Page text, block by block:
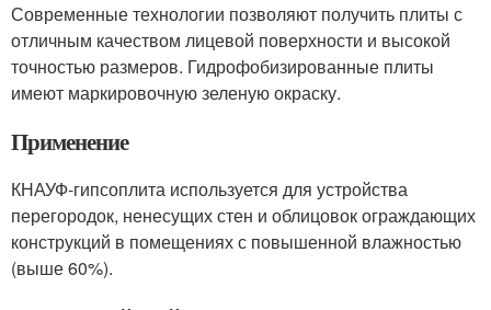
Современные технологии позволяют получить плиты с
отличным качеством лицевой поверхности и высокой
точностью размеров. Гидрофобизированные плиты
имеют маркировочную зеленую окраску.
Применение
КНАУФ-гипсоплита используется для устройства
перегородок, ненесущих стен и облицовок ограждающих
конструкций в помещениях с повышенной влажностью
(выше 60%).